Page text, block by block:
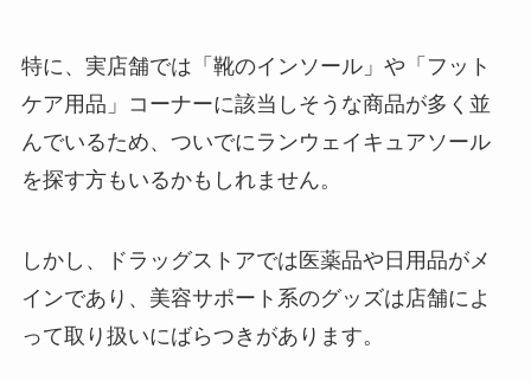
特に、実店舗では「靴のインソール」や「フット
ケア用品」コーナーに該当しそうな商品が多く並
んでいるため、ついでにランウェイキュアソール
を探す方もいるかもしれません。
しかし、ドラッグストアでは医薬品や日用品がメ
インであり、美容サポート系のグッズは店舗によ
って取り扱いにばらつきがあります。